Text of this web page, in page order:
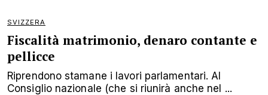
SVIZZERA
Fiscalità matrimonio, denaro contante e
pellicce
Riprendono stamane i lavori parlamentari. Al
Consiglio nazionale (che si riunirà anche nel ...